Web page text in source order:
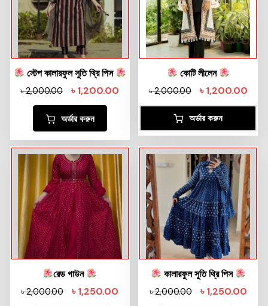
স্টেপ কালারফুল সুতি থ্রি পিস
৳2,000.00 ৳1,200.00
অর্ডার করুন
কোটি লীলেন
৳2,000.00 ৳1,200.00
অর্ডার করুন
রেড গাউন
৳2,000.00 ৳1,250.00
কালারফুল সুতি থ্রি পিস
৳2,000.00 ৳1,250.00